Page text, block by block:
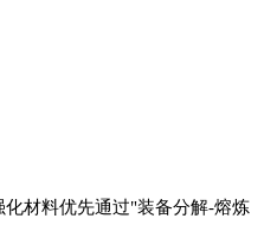
材料优先通过"装备分解-熔炼